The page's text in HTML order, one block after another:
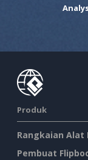
Produk
Rangkaian Alat
Pembuat